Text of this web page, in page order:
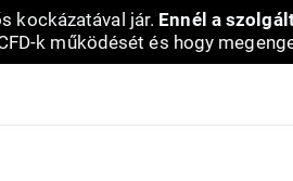
kockázatával jár. Ennél a
k működését és hogy